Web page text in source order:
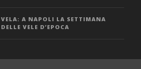
VELA: A NAPOLI LA SETTIMANA
DELLE VELE D’EPOCA